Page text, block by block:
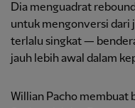
Dia menguadrat
untuk mengonversi dari
terlalu singkat —
jauh lebih awal dalam
Willian Pacho membuat